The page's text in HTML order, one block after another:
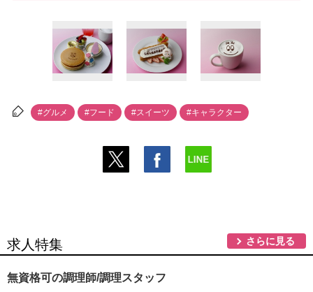
#グルメ #フード #スイーツ #キャラクター
求人特集 さらに見る
無資格可の調理師/調理スタッフ